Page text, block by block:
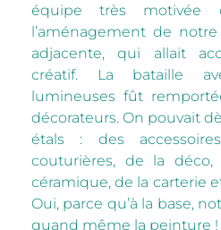
équipe très
l’aménagement de
adjacente, qui allait
créatif. La bataille
lumineuses fût
décorateurs. On pouvait
étals : des
couturières, de la déco,
céramique, de la carterie
Oui, parce qu’à la base,
quand même la peinture !